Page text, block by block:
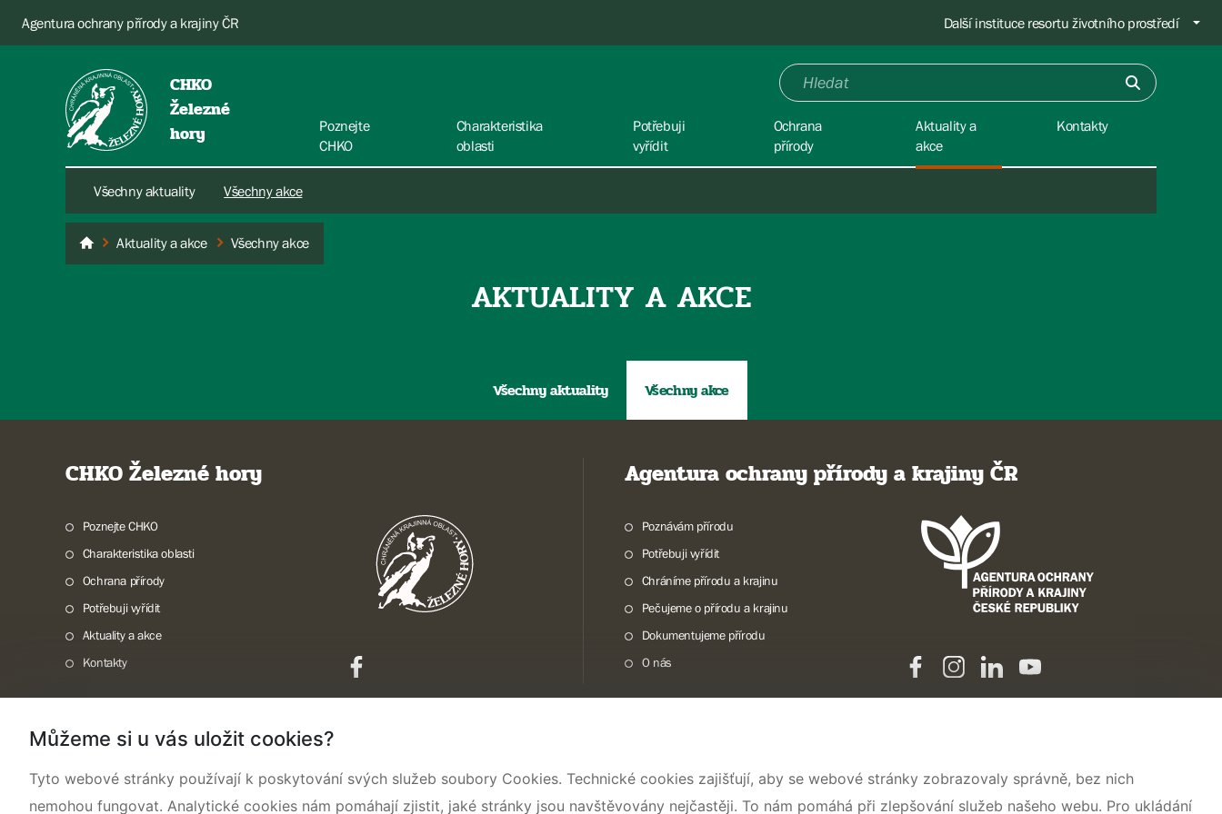
Agentura ochrany přírody a krajiny ČR Další instituce resortu životního prostředí
CHKO
Železné
hory
Poznejte
CHKO
Charakteristika
oblasti
Potřebuji
vyřídit
Ochrana
přírody
Aktuality a
akce
Všechny aktuality Všechny akce
Kontakty
Železné hory
Aktuality a akce Všechny akce
AKTUALITY A AKCE
Všechny aktuality Všechny akce
CHKO Železné hory
Poznejte CHKO
Charakteristika oblasti
Ochrana přírody
Potřebuji vyřídit
Aktuality a akce
Kontakty
Agentura ochrany přírody a krajiny ČR
Poznávám přírodu
Potřebuji vyřídit
Chráníme přírodu a krajinu
Pečujeme o přírodu a krajinu
Dokumentujeme přírodu
O nás
Mapa webu Prohlášení o přístupnosti Cookies
Můžeme si u vás uložit cookies?
Tyto webové stránky používají k poskytování svých služeb soubory Cookies. Technické cookies zajišťují, aby se webové stránky zobrazovaly správně, bez nich
nemohou fungovat. Analytické cookies nám pomáhají zjistit, jaké stránky jsou navštěvovány nejčastěji. To nám pomáhá při zlepšování služeb našeho webu. Pro ukládání